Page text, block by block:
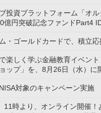
投資プラットフォーム「オ
億円突破記念ファンドPart4
・ゴールドカードで、積立
楽しく学ぶ金融教育イベン
ップ」を、8月26日（水）に
対象のキャンペーン実施
11時より、オンライン開催！